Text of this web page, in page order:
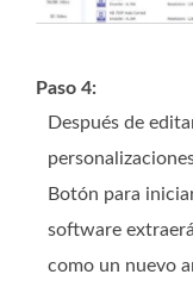
Paso 4:
Después de
Botón para
software
como un nuevo